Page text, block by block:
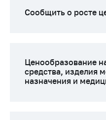
Республике
данных
Новости
Сообщить о росте
Ценообразование
средства, изделия
назначения и